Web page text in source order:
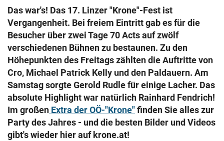
Das war's! Das 17. Linzer "Krone"-Fest ist
Vergangenheit. Bei freiem Eintritt gab es für die
Besucher über zwei Tage 70 Acts auf zwölf
verschiedenen Bühnen zu bestaunen. Zu den
Höhepunkten des Freitags zählten die Auftritte von
Cro, Michael Patrick Kelly und den Paldauern. Am
Samstag sorgte Gerold Rudle für einige Lacher. Das
absolute Highlight war natürlich Rainhard Fendrich!
Im großen Extra der OÖ-"Krone"finden Sie alles zur
Party des Jahres - und die besten Bilder und Videos
gibt's wieder hier auf krone.at!